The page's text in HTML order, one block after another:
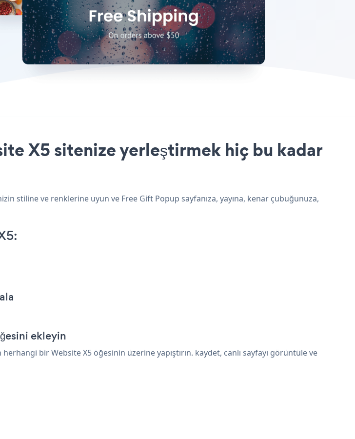
X5 sitenize yerleştirmek hiç bu kadar
stiline ve renklerine uyun ve Free Gift Popup sayfanıza, yayına, kenar çubuğunuza,
ekleyin
bir Website X5 öğesinin üzerine yapıştırın. kaydet, canlı sayfayı görüntüle ve